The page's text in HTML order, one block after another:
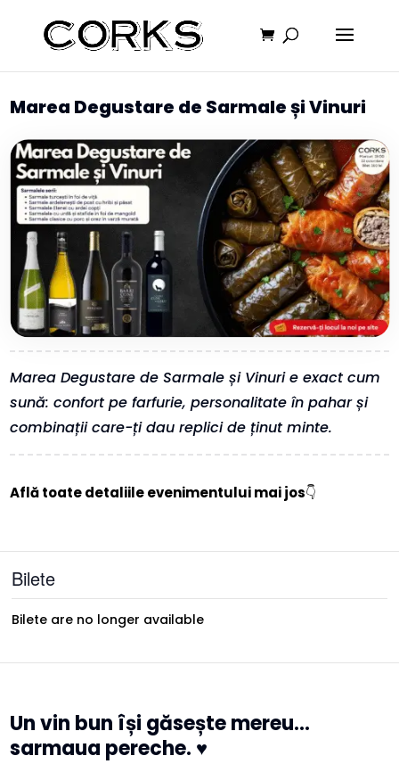
Marea Degustare de Sarmale și Vinuri
Marea Degustare de Sarmale și Vinuri e exact cum
sună: confort pe farfurie, personalitate în pahar și
combinații care-ți dau replici de ținut minte.
Află toate detaliile evenimentului mai jos👇
Bilete
Bilete are no longer available
Un vin bun își găsește mereu…
sarmaua pereche. ♥️